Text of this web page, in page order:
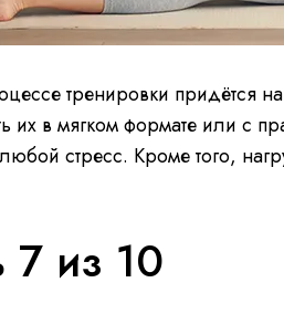
тренировки придётся
их в мягком формате или с
стресс. Кроме того,
из 10